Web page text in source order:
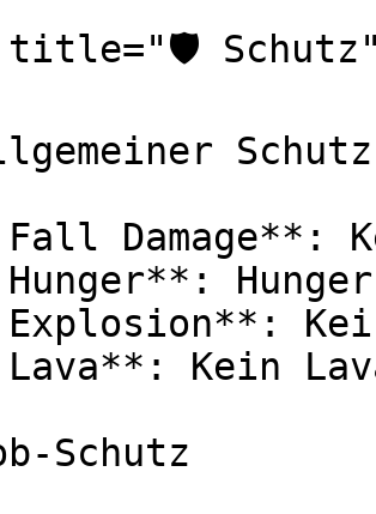
title="🛡️
Schutz
Damage**:
Kein
Schutz